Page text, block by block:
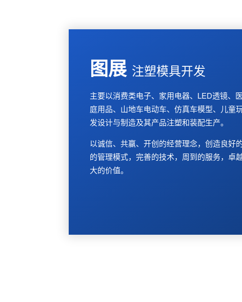
图展 注塑模具开发
主要以消费类电子、家用电器、LED透镜、
庭用品、山地车电动车、仿真车模型、儿童
发设计与制造及其产品注塑和装配生产。
以诚信、共赢、开创的经营理念，创造良好
的管理模式，完善的技术，周到的服务，卓
大的价值。